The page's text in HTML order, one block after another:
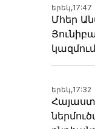
երեկ,17:47
Մհեր
կազմում
երեկ,17:32